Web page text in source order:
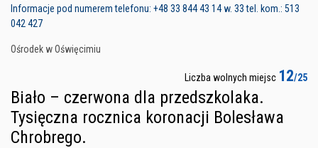
Informacje pod numerem telefonu: +48 33 844 43 14 w. 33 tel. kom.: 513
042 427
Ośrodek w Oświęcimiu
Liczba wolnych miejsc 12/25
Biało – czerwona dla przedszkolaka.
Tysięczna rocznica koronacji Bolesława
Chrobrego.